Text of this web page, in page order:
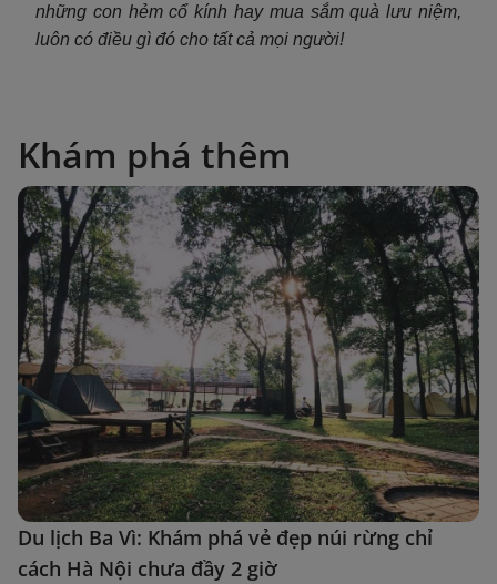
những con hẻm cổ kính hay mua sắm quà lưu niệm,
luôn có điều gì đó cho tất cả mọi người!
Khám phá thêm
Du lịch Ba Vì: Khám phá vẻ đẹp núi rừng chỉ
cách Hà Nội chưa đầy 2 giờ